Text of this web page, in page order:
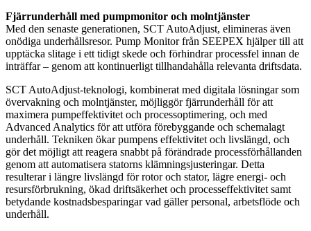
Fjärrunderhåll med pumpmonitor och molntjänster
Med den senaste generationen, SCT AutoAdjust, elimineras även
onödiga underhållsresor. Pump Monitor från SEEPEX hjälper till att
upptäcka slitage i ett tidigt skede och förhindrar processfel innan de
inträffar – genom att kontinuerligt tillhandahålla relevanta driftsdata.
SCT AutoAdjust-teknologi, kombinerat med digitala lösningar som
övervakning och molntjänster, möjliggör fjärrunderhåll för att
maximera pumpeffektivitet och processoptimering, och med
Advanced Analytics för att utföra förebyggande och schemalagt
underhåll. Tekniken ökar pumpens effektivitet och livslängd, och
gör det möjligt att reagera snabbt på förändrade processförhållanden
genom att automatisera statorns klämningsjusteringar. Detta
resulterar i längre livslängd för rotor och stator, lägre energi- och
resursförbrukning, ökad driftsäkerhet och processeffektivitet samt
betydande kostnadsbesparingar vad gäller personal, arbetsflöde och
underhåll.